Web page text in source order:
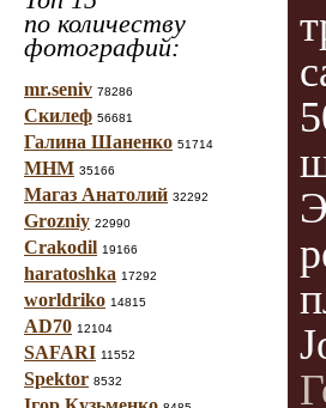
по количеству
фотографий:
mr.seniv 78286
Скилеф 56681
Галина Шаненко 51714
МНМ 35166
Магаз Анатолий 32292
Grozniy 22990
Crakodil 19166
haratoshka 17292
worldriko 14815
AD70 12104
SAFARI 11552
Spektor 8532